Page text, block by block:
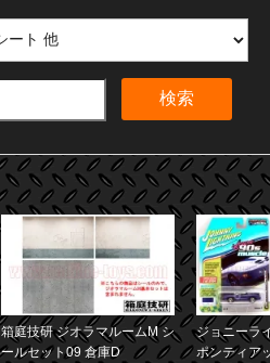
検索
箱庭技研 ジオラマルームM シ
ールセット09 倉庫D
ジョニーラ
ポンティア